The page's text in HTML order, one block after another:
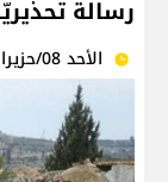
رسالةٌ
الأحد 08/حزيران/2025 - 07:17 ص